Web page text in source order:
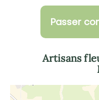
Passer
Artisans